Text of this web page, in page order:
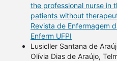
the professional nurse in
patients without
Revista de Enfermagem
Enferm UFPI
Lusicller Santana de
Olívia Dias de Araújo,